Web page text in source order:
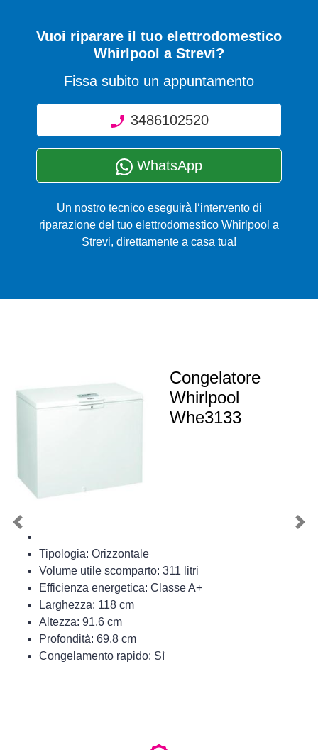
Vuoi riparare il tuo elettrodomestico
Whirlpool a Strevi?
Fissa subito un appuntamento
3486102520
WhatsApp
Un nostro tecnico eseguirà l‘intervento di
riparazione del tuo elettrodomestico Whirlpool a
Strevi, direttamente a casa tua!
Congelatore
Whirlpool
Whe3133
Tipologia: Orizzontale
Volume utile scomparto: 311 litri
Efficienza energetica: Classe A+
Larghezza: 118 cm
Altezza: 91.6 cm
Profondità: 69.8 cm
Congelamento rapido: Sì
Previous